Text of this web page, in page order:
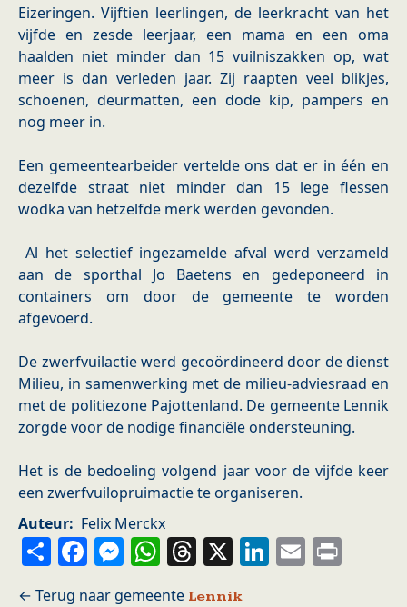
Eizeringen. Vijftien leerlingen, de leerkracht van het
vijfde en zesde leerjaar, een mama en een oma
haalden niet minder dan 15 vuilniszakken op, wat
meer is dan verleden jaar. Zij raapten veel blikjes,
schoenen, deurmatten, een dode kip, pampers en
nog meer in.
Een gemeentearbeider vertelde ons dat er in één en
dezelfde straat niet minder dan 15 lege flessen
wodka van hetzelfde merk werden gevonden.
Al het selectief ingezamelde afval werd verzameld
aan de sporthal Jo Baetens en gedeponeerd in
containers om door de gemeente te worden
afgevoerd.
De zwerfvuilactie werd gecoördineerd door de dienst
Milieu, in samenwerking met de milieu-adviesraad en
met de politiezone Pajottenland. De gemeente Lennik
zorgde voor de nodige financiële ondersteuning.
Het is de bedoeling volgend jaar voor de vijfde keer
een zwerfvuilopruimactie te organiseren.
Auteur
Felix Merckx
ShareFacebook
Messenger
WhatsApp
Threads
X LinkedIn
Email
Lennik